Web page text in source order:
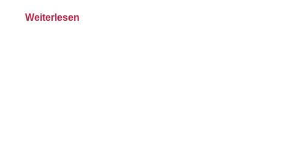
Weiterlesen